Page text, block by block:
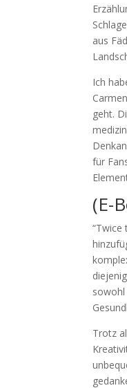
aus
Ich
geht.
für
(E-
“Twice
Trotz